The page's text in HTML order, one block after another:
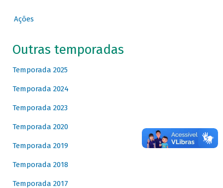
Ações
Outras temporadas
Temporada 2025
Temporada 2024
Temporada 2023
Temporada 2020
Temporada 2019
Temporada 2018
Temporada 2017